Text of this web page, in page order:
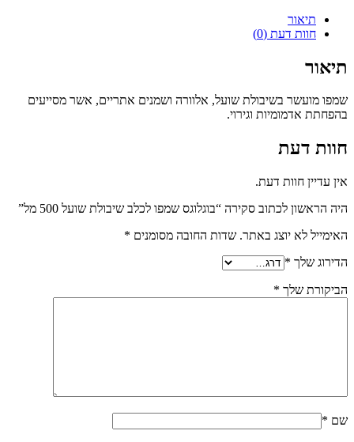
תיאור
חוות דעת (0)
תיאור
שמפו מועשר בשיבולת שועל, אלוורה ושמנים אתריים, אשר מסייעים
בהפחתת אדמומיות וגירוי.
חוות דעת
אין עדיין חוות דעת.
היה הראשון לכתוב סקירה “בוגלוגס שמפו לכלב שיבולת שועל 500 מל”
האימייל לא יוצג באתר. שדות החובה מסומנים *
הדירוג שלך *
הביקורת שלך *
שם *